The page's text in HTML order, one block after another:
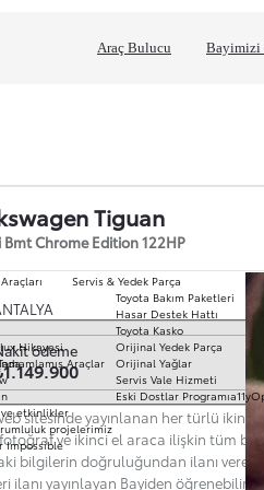
Araç Bulucu Bayimizi
Servis & Yedek Parça
Toyota Bakım Paketleri
Hasar Destek Hattı
Toyota Kasko
Orijinal Yedek Parça
Orijinal Yağlar
Servis Vale Hizmeti
Eski Dostlar Programı
Hikayesi
Araçlar
etkinlikler
projelerimiz
Impossible
Tiguan
Bmt Chrome Edition 122HP
seç ödeme
sitesinde yayınlanan her türlü ikinci
ve ikinci el araca ilişkin tüm
bilgilerin doğruluğundan ilanı veren
ilanı yayınlayan Bayiden